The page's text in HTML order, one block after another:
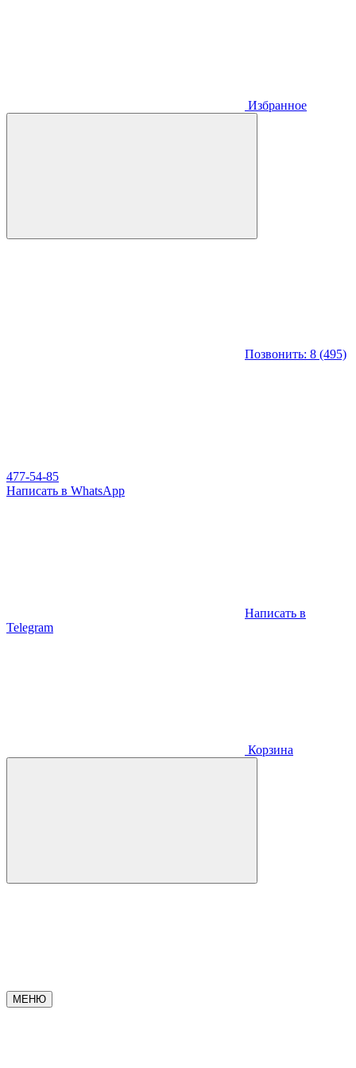
Избранное
Позвонить: 8 (495)
477-54-85
Написать в WhatsApp
Написать в
Telegram
Корзина
МЕНЮ